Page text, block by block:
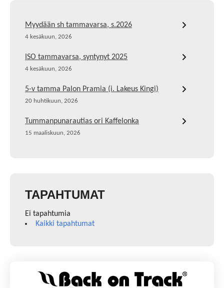
Myydään sh tammavarsa, s.2026
4 kesäkuun, 2026
ISO tammavarsa, syntynyt 2025
4 kesäkuun, 2026
5-v tamma Palon Pramia (i. Lakeus Kingi)
20 huhtikuun, 2026
Tummanpunarautias ori Kaffelonka
15 maaliskuun, 2026
TAPAHTUMAT
Ei tapahtumia
Kaikki tapahtumat